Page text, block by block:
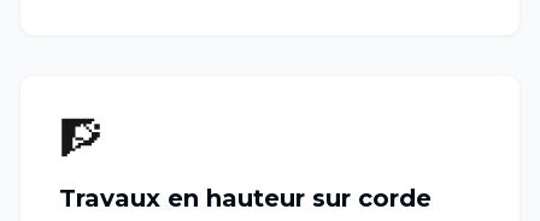
🧗
Travaux en hauteur sur corde